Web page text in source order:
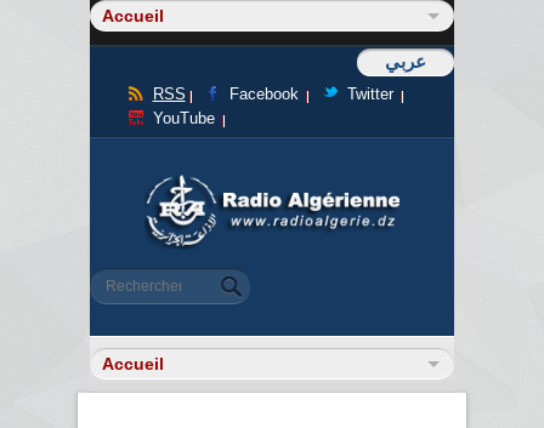
عربي
RSS Facebook
Twitter
YouTube
Formulaire de recherche
Rechercher